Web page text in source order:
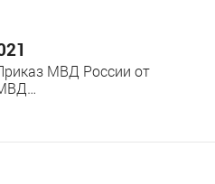
МВД России от